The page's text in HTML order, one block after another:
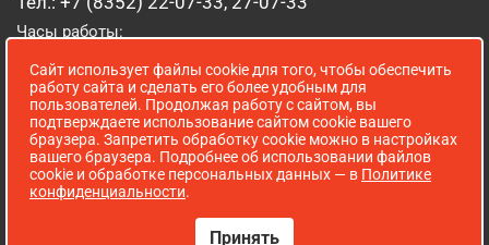
Часы работы:
Суббота, Воскресенье: с 8:00 до 16:00
г. Йошкар-Ола, ул. Луначарского, д. 52 А
Тел.: (8362) 41-07-31
Часы работы:
Понедельник – Пятница: с 8:00 до 18:00
Сайт использует файлы cookie для того, чтобы обеспечить
работу сайта и сделать его более удобным для
пользователей. Продолжая работу с сайтом, вы
подтверждаете использование сайтом cookie вашего
браузера. Запретить обработку cookie можно в настройках
вашего браузера. Подробнее об использовании файлов
cookie и обработке персональных данных — в Политике
конфиденциальности.
Принять